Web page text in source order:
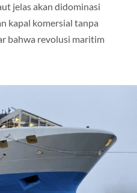
jelas akan didominasi
kapal komersial tanpa
bahwa revolusi maritim